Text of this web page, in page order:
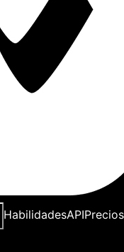
HabilidadesAPIPrecios